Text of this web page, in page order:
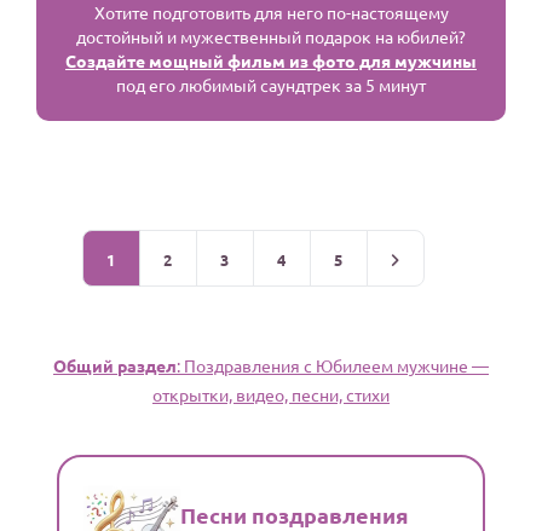
Хотите подготовить для него по-настоящему
достойный и мужественный подарок на юбилей?
Создайте мощный фильм из фото для мужчины
под его любимый саундтрек за 5 минут
1 2 3 4 5
Общий раздел: Поздравления с Юбилеем мужчине —
открытки, видео, песни, стихи
Песни поздравления